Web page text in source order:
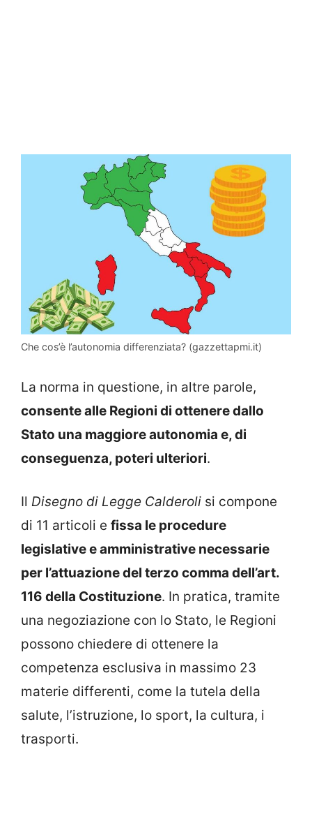
Che cos’è l’autonomia differenziata? (gazzettapmi.it)
La norma in questione, in altre parole,
consente alle Regioni di ottenere dallo
Stato una maggiore autonomia e, di
conseguenza, poteri ulteriori.
Il Disegno di Legge Calderoli si compone
di 11 articoli e fissa le procedure
legislative e amministrative necessarie
per l’attuazione del terzo comma dell’art.
116 della Costituzione. In pratica, tramite
una negoziazione con lo Stato, le Regioni
possono chiedere di ottenere la
competenza esclusiva in massimo 23
materie differenti, come la tutela della
salute, l’istruzione, lo sport, la cultura, i
trasporti.